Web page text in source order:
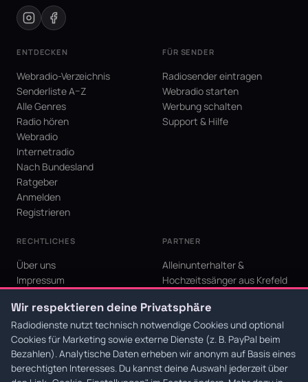
ENTDECKEN
Webradio-Verzeichnis
Senderliste A–Z
Alle Genres
Radio hören
Webradio
Internetradio
Nach Bundesland
Ratgeber
Anmelden
Registrieren
FÜR SENDER
Radiosender eintragen
Webradio starten
Werbung schalten
Support & Hilfe
RECHTLICHES
Über uns
Impressum
AGB
Cookie-Einstellungen
PARTNER
Alleinunterhalter &
Hochzeitssänger aus Krefeld
Krefeld für den Niederrhein
Wir respektieren deine Privatsphäre
Radiodienste nutzt technisch notwendige Cookies und optional
Cookies für Marketing sowie externe Dienste (z. B. PayPal beim
Bezahlen). Analytische Daten erheben wir anonym auf Basis eines
berechtigten Interesses. Du kannst deine Auswahl jederzeit über